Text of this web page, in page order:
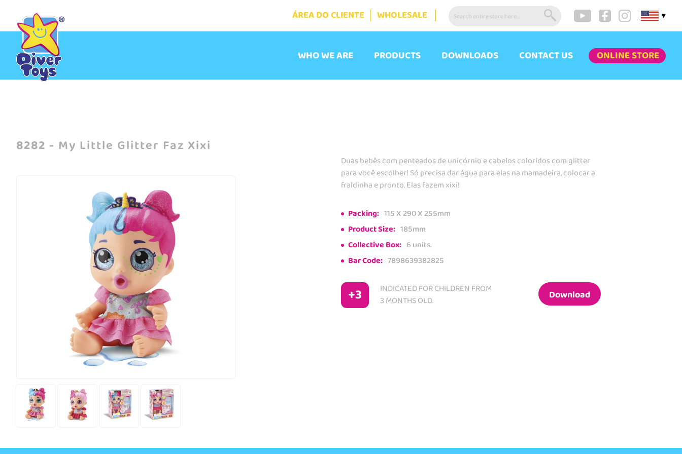
ÁREA DO CLIENTE WHOLESALE ▼
WHO WE ARE PRODUCTS DOWNLOADS CONTACT US ONLINE STORE
8282 - My Little Glitter Faz Xixi
Duas bebês com penteados de unicórnio e cabelos coloridos com glitter
para você escolher! Só precisa dar água para elas na mamadeira, colocar a
fraldinha e pronto. Elas fazem xixi!
Packing: 115 X 290 X 255mm
Product Size: 185mm
Collective Box: 6 units.
Bar Code: 7898639382825
+3
INDICATED FOR CHILDREN FROM
3 MONTHS OLD.
Download